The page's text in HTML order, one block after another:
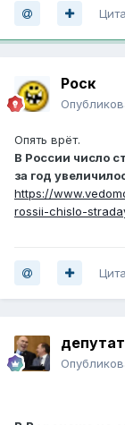
Роск
Опять врёт.
В России число
за год
https://
rossii-chislo-